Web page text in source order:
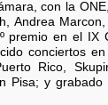
con la
en el IX
conciertos
Rico,
Pisa; y grabado